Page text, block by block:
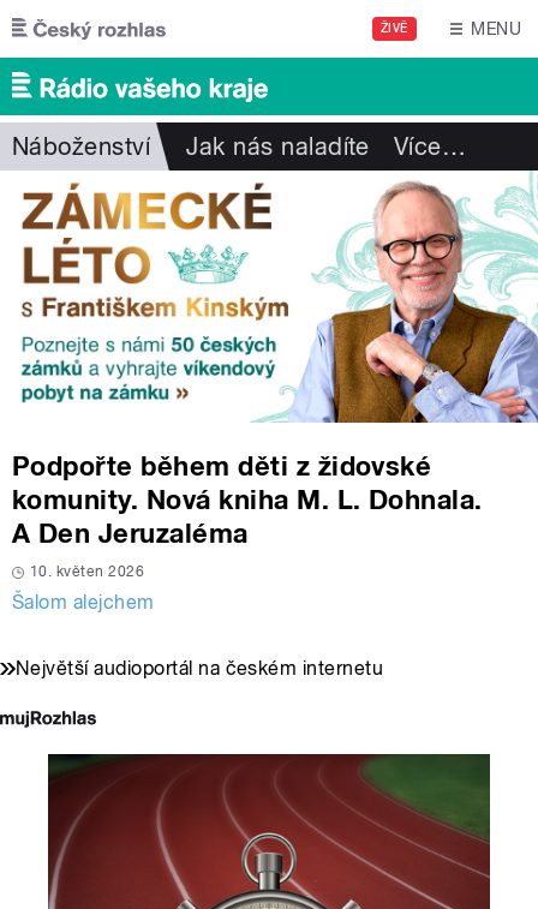
Přejít k hlavnímu obsahu
ŽIVĚ MENU
Náboženství Jak nás naladíte Více…
Podpořte během děti z židovské
komunity. Nová kniha M. L. Dohnala.
A Den Jeruzaléma
10. květen 2026
Šalom alejchem
Největší audioportál na českém internetu